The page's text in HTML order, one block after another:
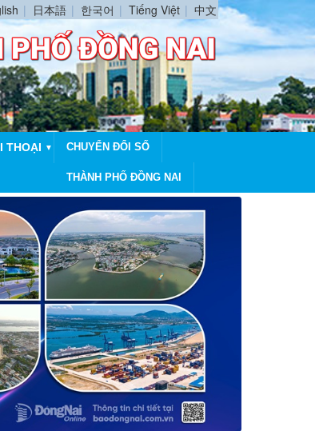
日本語 한국어 Tiếng Việt 中文
THOẠI ▼ CHUYỂN ĐỔI SỐ
THÀNH PHỐ ĐỒNG NAI